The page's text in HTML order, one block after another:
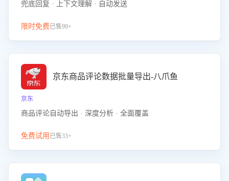
兜底回复 · 上下文理解 · 自动发送
限时免费已售99+
京东商品评论数据批量导出-八爪鱼
京东
商品评论自动导出 · 深度分析 · 全面覆盖
免费试用 已售33+